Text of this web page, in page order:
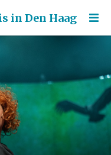
in Den Haag